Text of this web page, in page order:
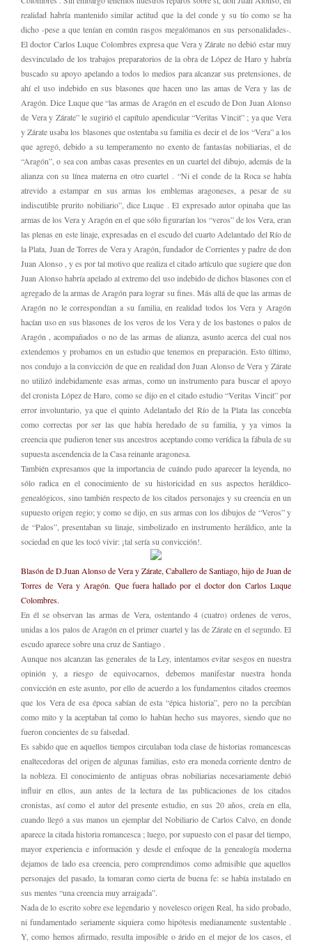
realidad habría mantenido similar actitud que la del conde y su tío como se ha
dicho -pese a que tenían en común rasgos megalómanos en sus personalidades-.
El doctor Carlos Luque Colombres expresa que Vera y Zárate no debió estar muy
desvinculado de los trabajos preparatorios de la obra de López de Haro y habría
buscado su apoyo apelando a todos lo medios para alcanzar sus pretensiones, de
ahí el uso indebido en sus blasones que hacen uno las amas de Vera y las de
Aragón. Dice Luque que “las armas de Aragón en el escudo de Don Juan Alonso
de Vera y Zárate” le sugirió el capítulo apendicular “Veritas Vincit” ; ya que Vera
y Zárate usaba los blasones que ostentaba su familia es decir el de los “Vera” a los
que agregó, debido a su temperamento no exento de fantasías nobiliarias, el de
“Aragón”, o sea con ambas casas presentes en un cuartel del dibujo, además de la
alianza con su línea materna en otro cuartel . “Ni el conde de la Roca se había
atrevido a estampar en sus armas los emblemas aragoneses, a pesar de su
indiscutible prurito nobiliario”, dice Luque . El expresado autor opinaba que las
armas de los Vera y Aragón en el que sólo figurarían los “veros” de los Vera, eran
las plenas en este linaje, expresadas en el escudo del cuarto Adelantado del Río de
la Plata, Juan de Torres de Vera y Aragón, fundador de Corrientes y padre de don
Juan Alonso , y es por tal motivo que realiza el citado artículo que sugiere que don
Juan Alonso habría apelado al extremo del uso indebido de dichos blasones con el
agregado de la armas de Aragón para lograr su fines. Más allá de que las armas de
Aragón no le correspondían a su familia, en realidad todos los Vera y Aragón
hacían uso en sus blasones de los veros de los Vera y de los bastones o palos de
Aragón , acompañados o no de las armas de alianza, asunto acerca del cual nos
extendemos y probamos en un estudio que tenemos en preparación. Esto último,
nos condujo a la convicción de que en realidad don Juan Alonso de Vera y Zárate
no utilizó indebidamente esas armas, como un instrumento para buscar el apoyo
del cronista López de Haro, como se dijo en el citado estudio “Veritas Vincit” por
error involuntario, ya que el quinto Adelantado del Río de la Plata las concebía
como correctas por ser las que había heredado de su familia, y ya vimos la
creencia que pudieron tener sus ancestros aceptando como verídica la fábula de su
supuesta ascendencia de la Casa reinante aragonesa.
También expresamos que la importancia de cuándo pudo aparecer la leyenda, no
sólo radica en el conocimiento de su historicidad en sus aspectos heráldico-
genealógicos, sino también respecto de los citados personajes y su creencia en un
supuesto origen regio; y como se dijo, en sus armas con los dibujos de “Veros” y
de “Palos”, presentaban su linaje, simbolizado en instrumento heráldico, ante la
sociedad en que les tocó vivir: ¡tal sería su convicción!.
Blasón de D.Juan Alonso de Vera y Zárate, Caballero de Santiago, hijo de Juan de
Torres de Vera y Aragón. Que fuera hallado por el doctor don Carlos Luque
Colombres.
En él se observan las armas de Vera, ostentando 4 (cuatro) ordenes de veros,
unidas a los palos de Aragón en el primer cuartel y las de Zárate en el segundo. El
escudo aparece sobre una cruz de Santiago .
Aunque nos alcanzan las generales de la Ley, intentamos evitar sesgos en nuestra
opinión y, a riesgo de equivocarnos, debemos manifestar nuestra honda
convicción en este asunto, por ello de acuerdo a los fundamentos citados creemos
que los Vera de esa época sabían de esta “épica historia”, pero no la percibían
como mito y la aceptaban tal como lo habían hecho sus mayores, siendo que no
fueron concientes de su falsedad.
Es sabido que en aquellos tiempos circulaban toda clase de historias romancescas
enaltecedoras del origen de algunas familias, esto era moneda corriente dentro de
la nobleza. El conocimiento de antiguas obras nobiliarias necesariamente debió
influir en ellos, aun antes de la lectura de las publicaciones de los citados
cronistas, así como el autor del presente estudio, en sus 20 años, creía en ella,
cuando llegó a sus manos un ejemplar del Nobiliario de Carlos Calvo, en donde
aparece la citada historia romancesca ; luego, por supuesto con el pasar del tiempo,
mayor experiencia e información y desde el enfoque de la genealogía moderna
dejamos de lado esa creencia, pero comprendimos como admisible que aquellos
personajes del pasado, la tomaran como cierta de buena fe: se había instalado en
sus mentes “una creencia muy arraigada”.
Nada de lo escrito sobre ese legendario y novelesco origen Real, ha sido probado,
ni fundamentado seriamente siquiera como hipótesis medianamente sustentable .
Y, como hemos afirmado, resulta imposible o árido en el mejor de los casos, el